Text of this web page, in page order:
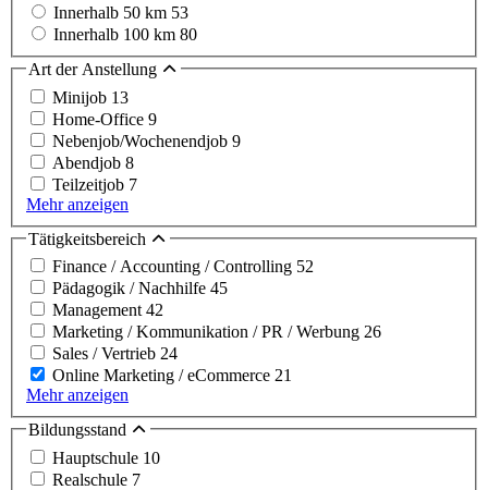
Innerhalb 50 km 53
Innerhalb 100 km 80
Art der Anstellung
Minijob 13
Home-Office 9
Nebenjob/Wochenendjob 9
Abendjob 8
Teilzeitjob 7
Mehr anzeigen
Tätigkeitsbereich
Finance / Accounting / Controlling 52
Pädagogik / Nachhilfe 45
Management 42
Marketing / Kommunikation / PR / Werbung 26
Sales / Vertrieb 24
Online Marketing / eCommerce 21
Mehr anzeigen
Bildungsstand
Hauptschule 10
Realschule 7